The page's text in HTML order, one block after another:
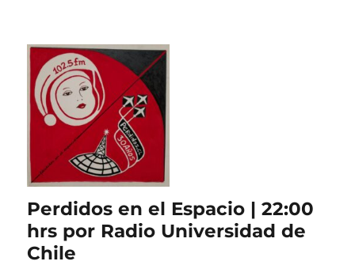
Perdidos en el Espacio | 22:00
hrs por Radio Universidad de
Chile